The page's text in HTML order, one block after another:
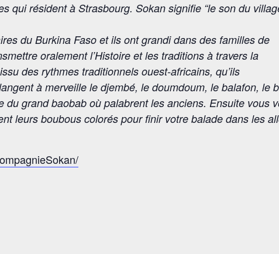
qui résident à Strasbourg. Sokan signifie “le son du
du Burkina Faso et ils ont grandi dans des familles de
oralement l’Histoire et les traditions à travers la
des rythmes traditionnels ouest-africains, qu’ils
à merveille le djembé, le doumdoum, le balafon, le
grand baobab où palabrent les anciens. Ensuite vous
leurs boubous colorés pour finir votre balade dans les